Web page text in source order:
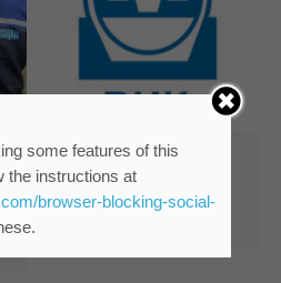
Published20/09/2019
САНИРАН КВАР У
ДУНАВСКОЈ УЛИЦИ
some features of this
the instructions at
browser-blocking-social-